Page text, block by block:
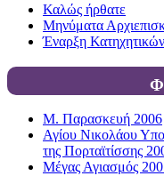
Καλώς ήρθατε
Μηνύματα
Έναρξη
Μ. Παρασκευή 2006
Αγίου Νικολάου
της Πορταϊτίσσης
Μέγας Αγιασμός